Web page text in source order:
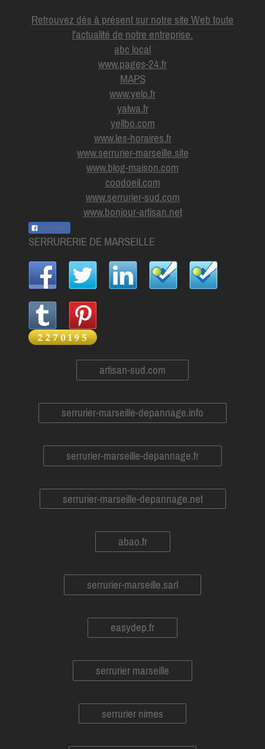
Retrouvez dès à présent sur notre site Web toute
l'actualité de notre entreprise.
abc local
www.pages-24.fr
MAPS
www.yelp.fr
yalwa.fr
yellbo.com
www.les-horaires.fr
www.serrurier-marseille.site
www.blog-maison.com
coodoeil.com
www.serrurier-sud.com
www.bonjour-artisan.net
Partager
SERRURERIE DE MARSEILLE
artisan-sud.com
serrurier-marseille-depannage.info
serrurier-marseille-depannage.fr
serrurier-marseille-depannage.net
abao.fr
serrurier-marseille.sarl
easydep.fr
serrurier marseille
serrurier nimes